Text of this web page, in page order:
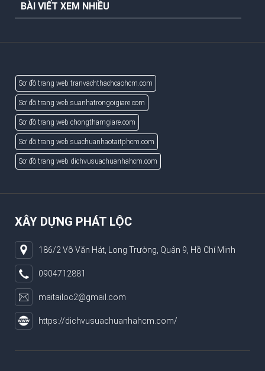
BÀI VIẾT XEM NHIỀU
Sơ đồ trang web tranvachthachcaohcm.com
Sơ đồ trang web suanhatrongoigiare.com
Sơ đồ trang web chongthamgiare.com
Sơ đồ trang web suachuanhaotaitphcm.com
Sơ đồ trang web dichvusuachuanhahcm.com
XÂY DỰNG PHÁT LỘC
186/2 Võ Văn Hát, Long Trường, Quận 9, Hồ Chí Minh
0904712881
maitailoc2@gmail.com
https://dichvusuachuanhahcm.com/